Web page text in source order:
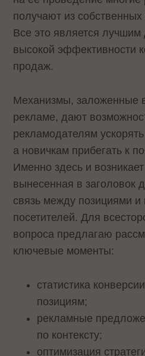
получают из
Все это является лучшим
высокой эффективности
продаж.
Механизмы, заложенные в
рекламе, дают
рекламодателям
а новичкам прибегать к
Именно здесь и
вынесенная в заголовок
связь между позициями и
посетителей. Для
вопроса предлагаю
ключевые моменты:
статистика
позициям;
рекламные
по контексту;
оптимизация